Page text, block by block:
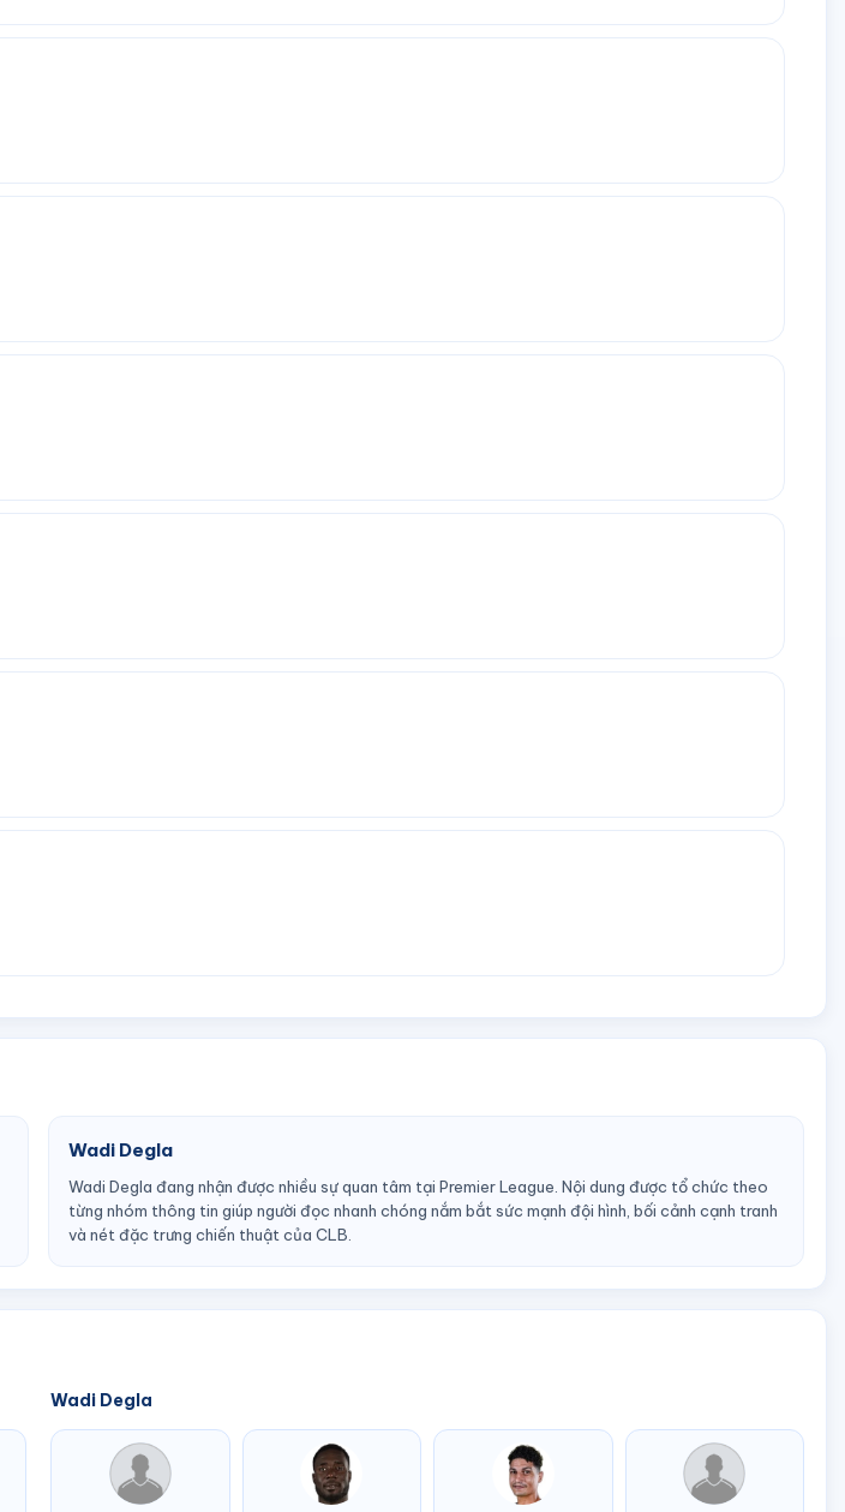
Wadi Degla
Wadi Degla đang nhận được nhiều sự quan tâm tại Premier League. Nội dung được tổ chức theo
từng nhóm thông tin giúp người đọc nhanh chóng nắm bắt sức mạnh đội hình, bối cảnh cạnh tranh
và nét đặc trưng chiến thuật của CLB.
Wadi Degla